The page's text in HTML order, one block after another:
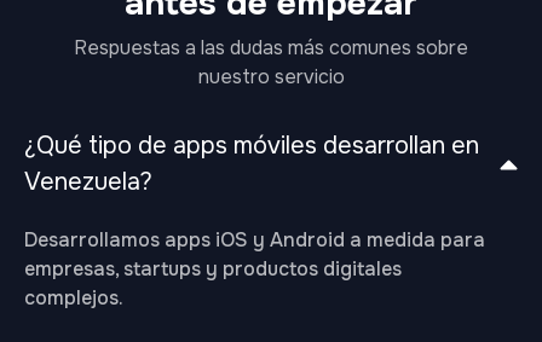
Respuestas a las dudas más comunes sobre
nuestro servicio
¿Qué tipo de apps móviles desarrollan en
Venezuela?
Desarrollamos apps iOS y Android a medida para
empresas, startups y productos digitales
complejos.